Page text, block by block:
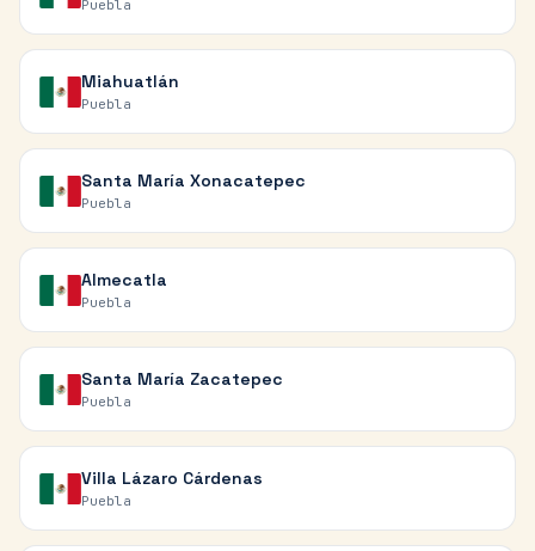
Puebla
Miahuatlán
Puebla
Santa María Xonacatepec
Puebla
Almecatla
Puebla
Santa María Zacatepec
Puebla
Villa Lázaro Cárdenas
Puebla